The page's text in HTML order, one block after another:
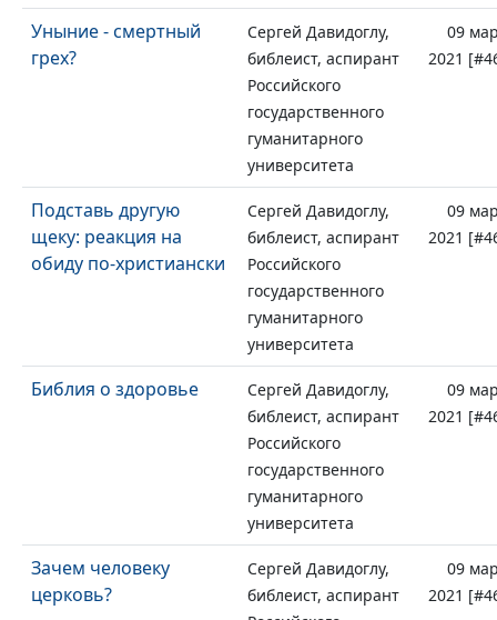
Уныние - смертный
грех?
Сергей Давидоглу,
библеист, аспирант
Российского
государственного
гуманитарного
университета
09
2021
Подставь другую
щеку: реакция на
обиду по-христиански
Сергей Давидоглу,
библеист, аспирант
Российского
государственного
гуманитарного
университета
09
2021
Библия о здоровье
Сергей Давидоглу,
библеист, аспирант
Российского
государственного
гуманитарного
университета
09
2021
Зачем человеку
церковь?
Сергей Давидоглу,
библеист, аспирант
09
2021